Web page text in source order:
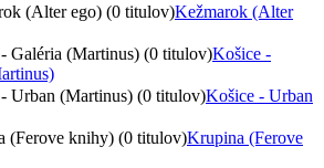
(Alter ego) (0 titulov)Kežmarok (Alter
Galéria (Martinus) (0 titulov)Košice -
Urban (Martinus) (0 titulov)Košice - Urban
(Ferove knihy) (0 titulov)Krupina (Ferove